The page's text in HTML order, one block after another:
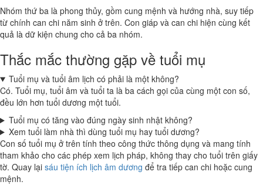
Nhóm thứ ba là phong thủy, gồm cung mệnh và hướng nhà, suy tiếp
từ chính can chi năm sinh ở trên. Con giáp và can chi hiện cùng kết
quả là dữ kiện chung cho cả ba nhóm.
Thắc mắc thường gặp về tuổi mụ
Tuổi mụ và tuổi âm lịch có phải là một không?
Có. Tuổi mụ, tuổi âm và tuổi ta là ba cách gọi của cùng một con số,
đều lớn hơn tuổi dương một tuổi.
Tuổi mụ có tăng vào đúng ngày sinh nhật không?
Xem tuổi làm nhà thì dùng tuổi mụ hay tuổi dương?
Con số tuổi mụ ở trên tính theo công thức thông dụng và mang tính
tham khảo cho các phép xem lịch pháp, không thay cho tuổi trên giấy
tờ. Quay lại sáu tiện ích lịch âm dương để tra tiếp can chi hoặc cung
mệnh.